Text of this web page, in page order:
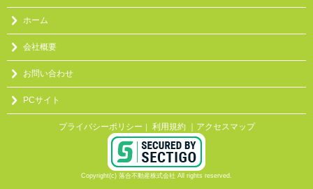
ホーム
会社概要
お問い合わせ
PCサイト
プライバシーポリシー 利用規約 ｜アクセスマップ
Copyright(c) 落合不動産株式会社 All rights reserved.